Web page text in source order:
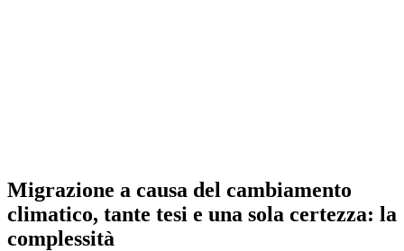
Migrazione a causa del cambiamento
climatico, tante tesi e una sola certezza: la
complessità